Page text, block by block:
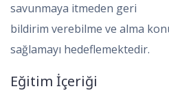
savunmaya itmeden geri
bildirim verebilme ve alma
sağlamayı hedeflemektedir.
Eğitim İçeriği